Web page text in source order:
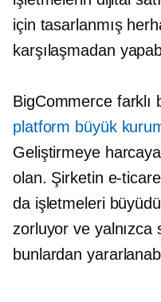
için tasarlanmış
karşılaşmadan
BigCommerce farklı
platform büyük
Geliştirmeye
olan. Şirketin e-
da işletmeleri
zorluyor ve yalnızca
bunlardan